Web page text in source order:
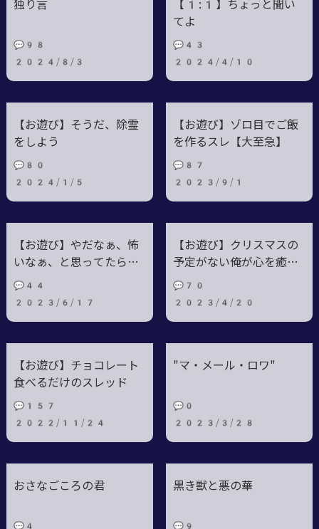
独り言
💬98
2024/8/3
【1:1】ちょっと聞い
てよ
💬43
2024/4/10
【お遊び】そうだ、除霊
をしよう
💬80
2024/1/5
【お遊び】ゾロ目でご飯
を作るスレ【大至急】
💬87
2023/9/1
【お遊び】やだなぁ、怖
いなぁ、と思ってたらさ
ぁ…
💬44
2023/6/17
【お遊び】クリスマスの
予定がない俺が心を癒す
スレ
💬70
2023/4/20
【お遊び】チョコレート
食べるだけのスレッド
💬157
2022/11/24
"マ・メール・ロワ"
💬0
2023/3/28
おさなごころの君
💬4
黒き獣と悪の華
💬9